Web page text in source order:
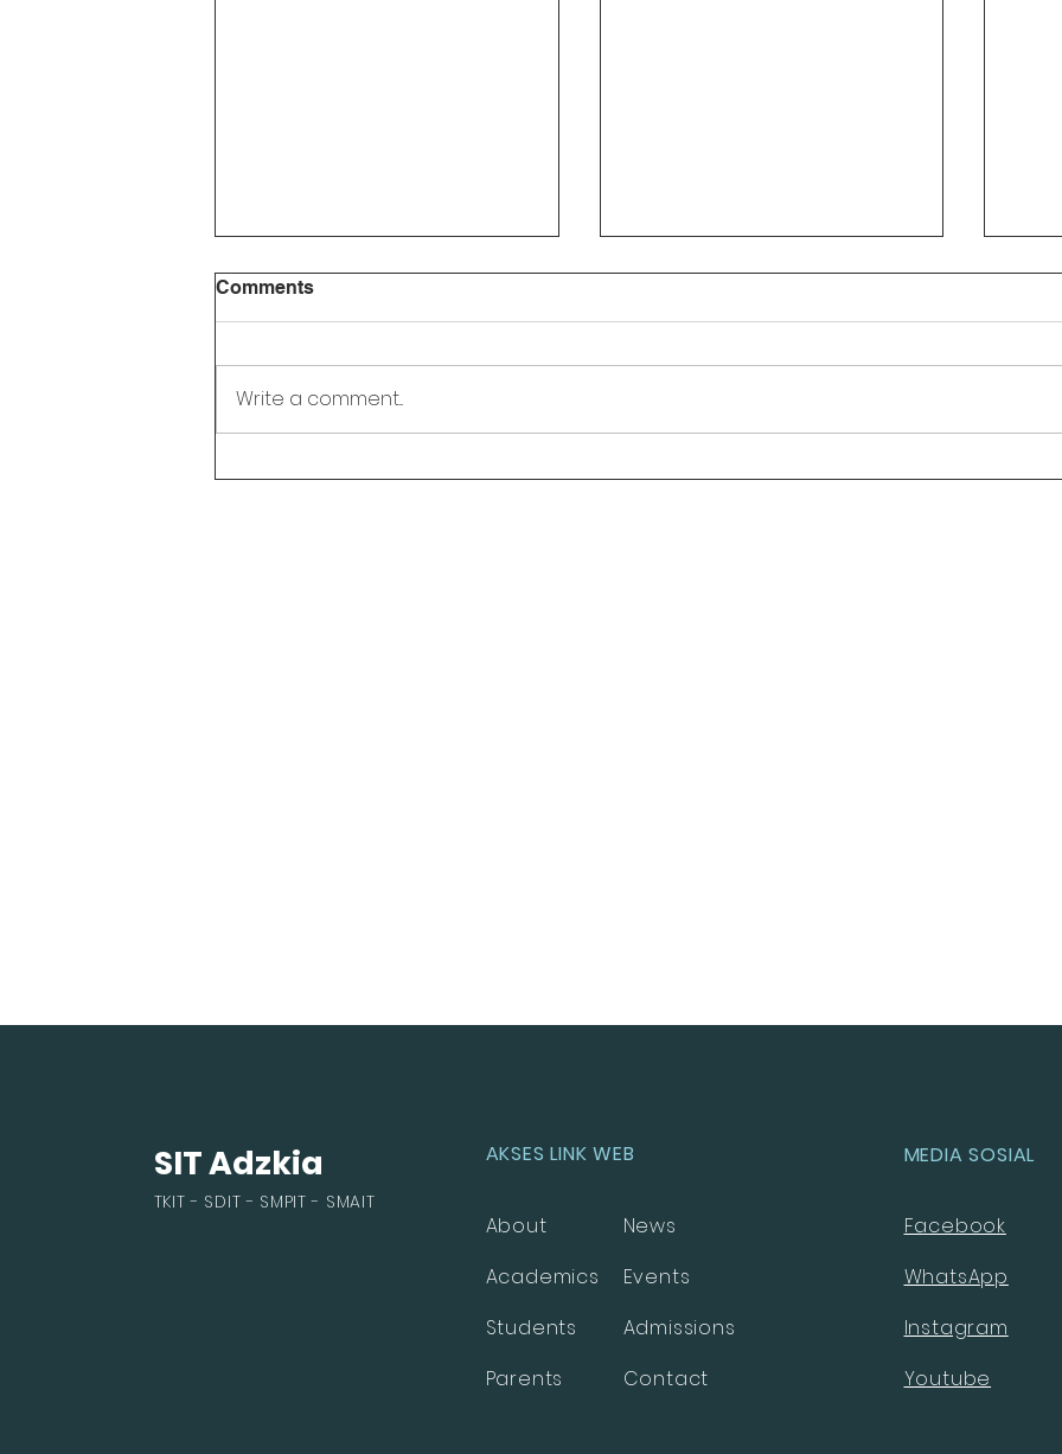
Comments
Write a comment...
SIT Adzkia
TKIT - SDIT - SMPIT - SMAIT
AKSES LINK WEB
About
Academics
Students
Parents
News
Events
Admissions
Contact
MEDIA SOSIAL
Facebook
WhatsApp
Instagram
Youtube